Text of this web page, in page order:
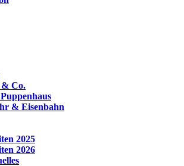
& Co.
& Eisenbahn
2025
2026